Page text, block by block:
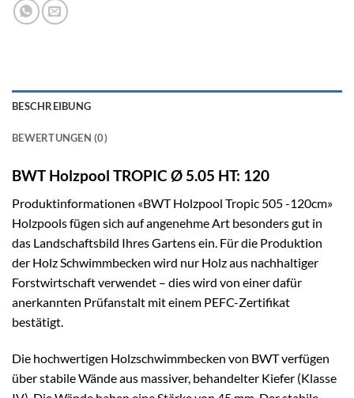
BESCHREIBUNG
BEWERTUNGEN (0)
BWT Holzpool TROPIC Ø 5.05 HT: 120
Produktinformationen «BWT Holzpool Tropic 505 -120cm»
Holzpools fügen sich auf angenehme Art besonders gut in
das Landschaftsbild Ihres Gartens ein. Für die Produktion
der Holz Schwimmbecken wird nur Holz aus nachhaltiger
Forstwirtschaft verwendet – dies wird von einer dafür
anerkannten Prüfanstalt mit einem PEFC-Zertifikat
bestätigt.
Die hochwertigen Holzschwimmbecken von BWT verfügen
über stabile Wände aus massiver, behandelter Kiefer (Klasse